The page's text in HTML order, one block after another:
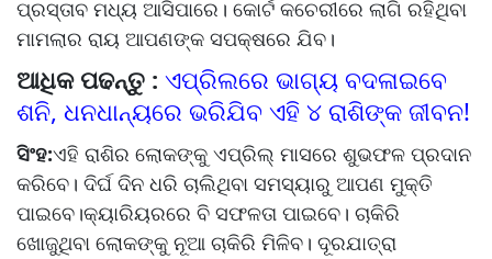
ପ୍ରସ୍ତାବ ମଧ୍ୟ ଆସିପାରେ। କୋର୍ଟ କଚେରୀରେ ଲାଗି ରହିଥିବା
ମାମଲାର ରାୟ ଆପଣଙ୍କ ସପକ୍ଷରେ ଯିବ।
ଆଧିକ ପଢନ୍ତୁ : ଏପ୍ରିଲରେ ଭାଗ୍ୟ ବଦଳାଇବେ
ଶନି, ଧନଧାନ୍ୟରେ ଭରିଯିବ ଏହି ୪ ରାଶିଙ୍କ ଜୀବନ!
ସିଂହ:ଏହି ରାଶିର ଲୋକଙ୍କୁ ଏପ୍ରିଲ୍ ମାସରେ ଶୁଭଫଳ ପ୍ରଦାନ
କରିବେ। ଦିର୍ଘ ଦିନ ଧରି ଚାଲିଥିବା ସମସ୍ୟାରୁ ଆପଣ ମୁକ୍ତି
ପାଇବେ।କ୍ୟାରିୟରରେ ବି ସଫଳତା ପାଇବେ। ଚାକିରି
ଖୋଜୁଥିବା ଲୋକଙ୍କୁ ନୂଆ ଚାକିରି ମିଳିବ। ଦୂରଯାତ୍ରା